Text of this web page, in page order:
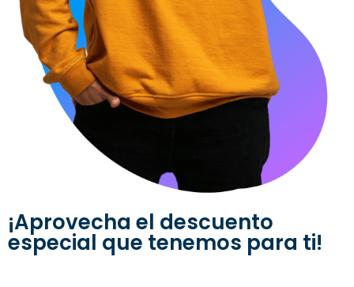
¡Aprovecha el descuento
especial que tenemos para ti!